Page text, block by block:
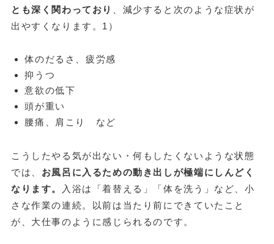
とも深く関わっており
、減少すると次のような症状が
出やすくなります。1）
体のだるさ、疲労感
抑うつ
意欲の低下
頭が重い
腰痛、肩こり など
こうしたやる気が出ない・何もしたくないような状態
では、 お風呂に入るための動き出しが極端にしんどく
なります。
入浴は「着替える」「体を洗う」など、小
さな作業の連続。以前は当たり前にできていたこと
が、大仕事のように感じられるのです。